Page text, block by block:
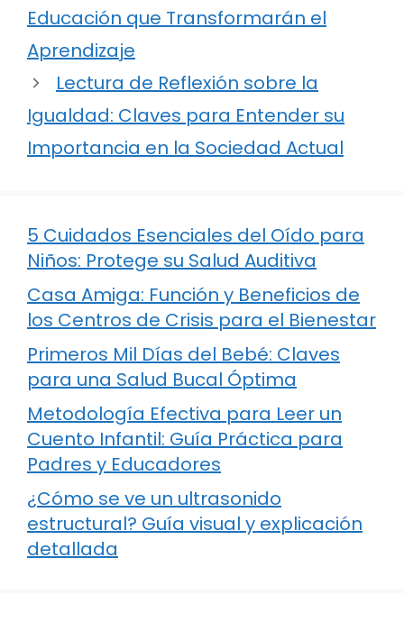
Educación que Transformarán el
Aprendizaje
Lectura de Reflexión sobre la
Igualdad: Claves para Entender su
Importancia en la Sociedad Actual
5 Cuidados Esenciales del Oído para
Niños: Protege su Salud Auditiva
Casa Amiga: Función y Beneficios de
los Centros de Crisis para el Bienestar
Primeros Mil Días del Bebé: Claves
para una Salud Bucal Óptima
Metodología Efectiva para Leer un
Cuento Infantil: Guía Práctica para
Padres y Educadores
¿Cómo se ve un ultrasonido
estructural? Guía visual y explicación
detallada